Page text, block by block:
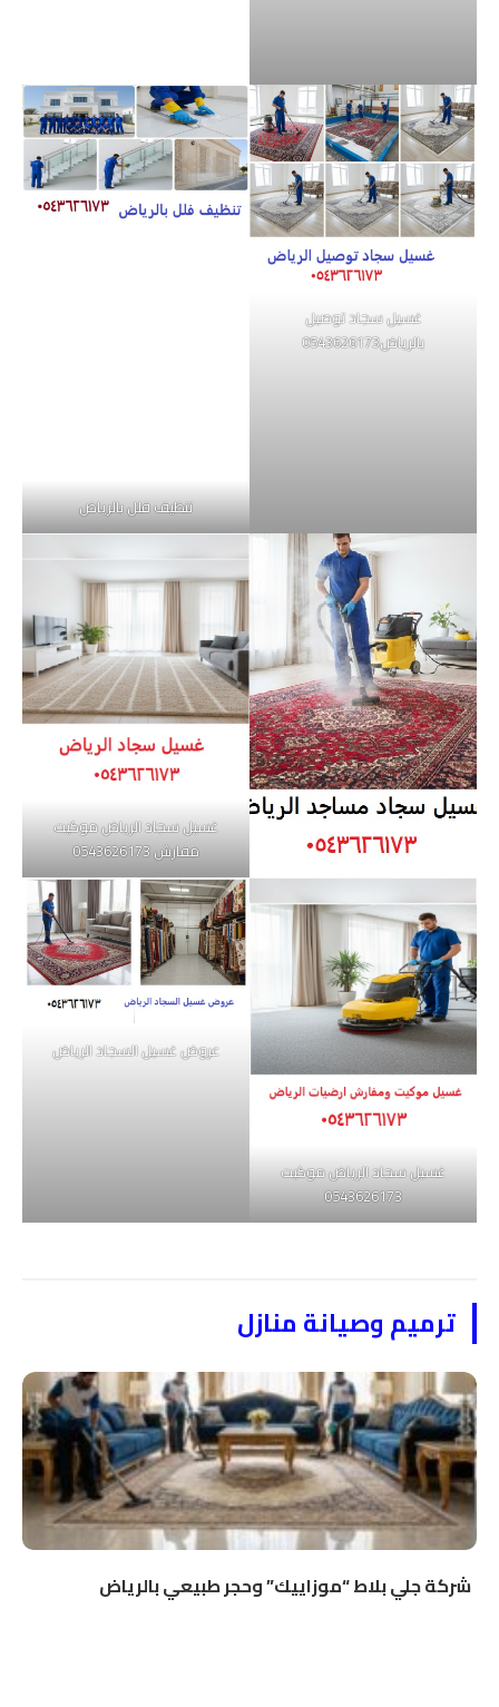
غسيل سجاد توصيل
بالرياض0543626173
تنظيف فلل بالرياض
غسيل سجاد الرياض موكيت
مفارش 0543626173
غسيل سجاد الرياض موكيت
0543626173
عروض غسيل السجاد الرياض
ترميم وصيانة منازل
شركة جلي بلاط “موزاييك” وحجر طبيعي بالرياض